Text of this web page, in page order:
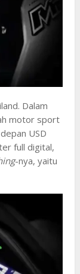
Dalam
motor sport
USD
full digital,
-nya, yaitu